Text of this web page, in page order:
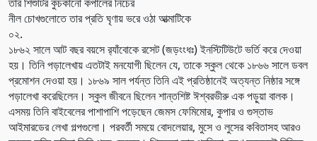
তার শিশুটির কুঁচকানো কপালের নিচের
নীল চোখগুলোতে তার প্রতি ঘৃণায় ভরে ওঠা আত্মাটিকে
০২.
১৮৬২ সালে আট বছর বয়সে র‌্যাঁবোকে রসেট (জড়ংংধঃ) ইনস্টিটিউটে ভর্তি করে দেওয়া
হয়। তিনি পড়ালেখায় এতটাই মনযোগী ছিলেন যে, তাকে স্কুল থেকে ১৮৬৬ সালে ডবল
প্রমোশন দেওয়া হয়। ১৮৬৯ সাল পর্যন্ত তিনি এই প্রতিষ্ঠানেই অত্যন্ত নিষ্ঠার সঙ্গে
পড়ালেখা করেছিলেন। স্কুল জীবনে ছিলেন শান্তশিষ্ট ঈশ্বরভীরু এক পড়ুয়া বালক।
এসময় তিনি বাইবেলের পাশাপাশি পড়েছেন জেমস ফেমিমোর, কুপার ও গুস্তাভ
আইমারডের লেখা গল্পগুলো। পরবর্তী সময়ে বোদলেয়ার, মুসে ও লুসের কবিতাসহ আরও